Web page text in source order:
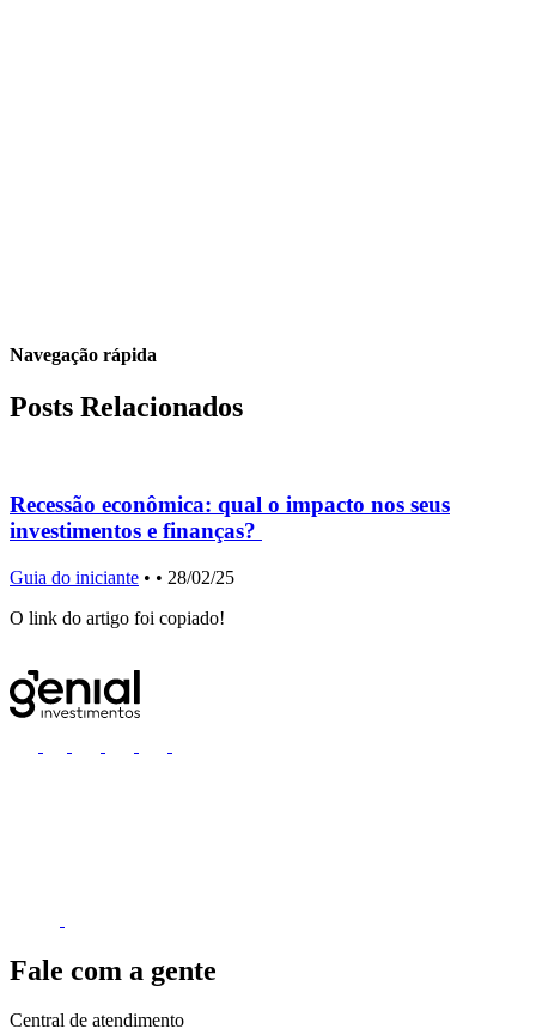
Navegação rápida
Posts Relacionados
Recessão econômica: qual o impacto nos seus
investimentos e finanças?
Guia do iniciante • • 28/02/25
O link do artigo foi copiado!
Fale com a gente
Central de atendimento